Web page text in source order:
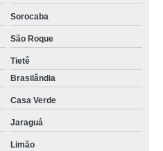
marcar Casa Verde
marcar Jardim Aurélia
Santa Cecília
para ansiedade Porto Feliz
de ansiedade generalizada Brooklin
Sorocaba
São Roque
Tietê
Brasilândia
Casa Verde
Jaraguá
Limão